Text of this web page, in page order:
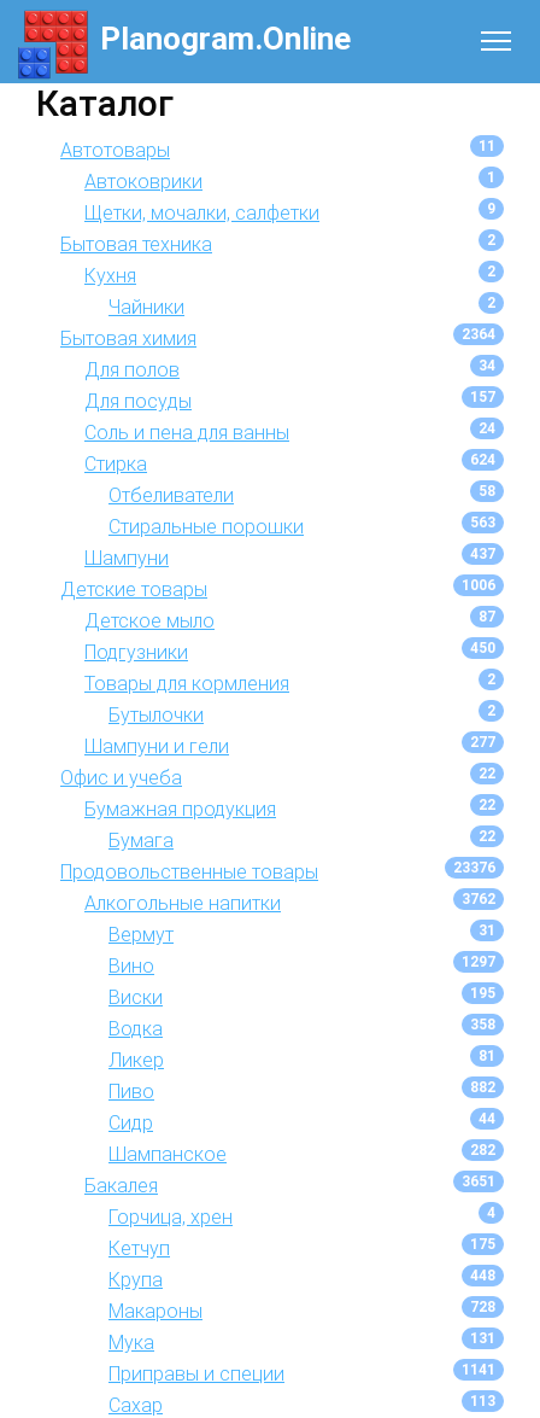
Planogram.Online
Каталог
Автотовары 11
Автоковрики 1
Щетки, мочалки, салфетки 9
Бытовая техника 2
Кухня 2
Чайники 2
Бытовая химия 2364
Для полов 34
Для посуды 157
Соль и пена для ванны 24
Стирка 624
Отбеливатели 58
Стиральные порошки 563
Шампуни 437
Детские товары 1006
Детское мыло 87
Подгузники 450
Товары для кормления 2
Бутылочки 2
Шампуни и гели 277
Офис и учеба 22
Бумажная продукция 22
Бумага 22
Продовольственные товары 23376
Алкогольные напитки 3762
Вермут 31
Вино 1297
Виски 195
Водка 358
Ликер 81
Пиво 882
Сидр 44
Шампанское 282
Бакалея 3651
Горчица, хрен 4
Кетчуп 175
Крупа 448
Макароны 728
Мука 131
Приправы и специи 1141
Сахар 113